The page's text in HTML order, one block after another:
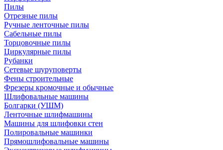
Пилы
Отрезные пилы
Ручные ленточные пилы
Сабельные пилы
Торцовочные пилы
Циркулярные пилы
Рубанки
Сетевые шуруповерты
Фены строительные
Фрезеры кромочные и обычные
Шлифовальные машины
Болгарки (УШМ)
Ленточные шлифмашины
Машины для шлифовки стен
Полировальные машинки
Прямошлифовальные машины